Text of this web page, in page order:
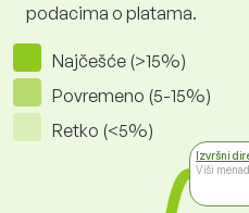
podacima o platama.
Najčešće (>15%)
Povremeno (5-15%)
Retko (<5%)
Izvršni
Viši